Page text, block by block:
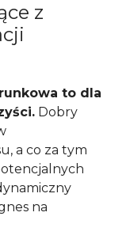
z
to dla
Dobry
a co za tym
na